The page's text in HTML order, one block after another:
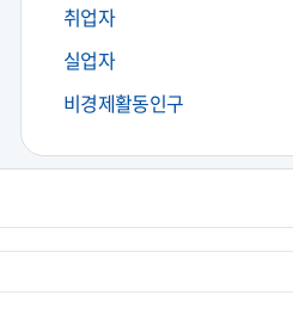
취업자
실업자
비경제활동인구